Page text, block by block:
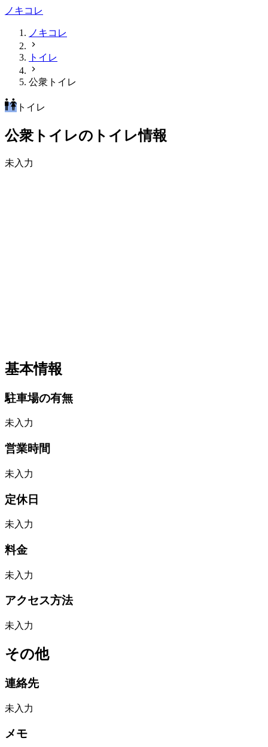
ノキコレ
ノキコレ
トイレ
公衆トイレ
トイレ
公衆トイレのトイレ情報
未入力
基本情報
駐車場の有無
未入力
営業時間
未入力
定休日
未入力
料金
未入力
アクセス方法
未入力
その他
連絡先
未入力
メモ